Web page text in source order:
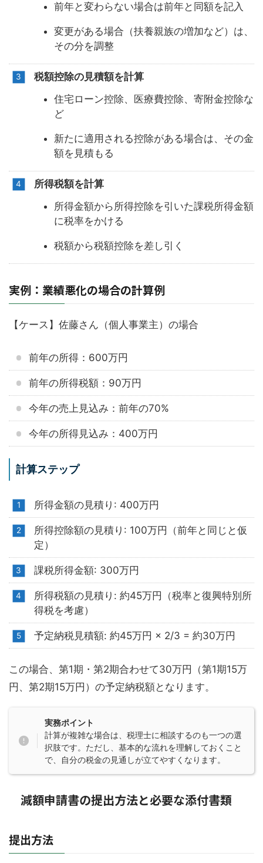
前年と変わらない場合は前年と同額を記入
変更がある場合（扶養親族の増加など）は、
その分を調整
税額控除の見積額を計算
住宅ローン控除、医療費控除、寄附金控除な
ど
新たに適用される控除がある場合は、その金
額を見積もる
所得税額を計算
所得金額から所得控除を引いた課税所得金額
に税率をかける
税額から税額控除を差し引く
実例：業績悪化の場合の計算例
【ケース】佐藤さん（個人事業主）の場合
前年の所得：600万円
前年の所得税額：90万円
今年の売上見込み：前年の70%
今年の所得見込み：400万円
計算ステップ
所得金額の見積り: 400万円
所得控除額の見積り: 100万円（前年と同じと仮
定）
課税所得金額: 300万円
所得税額の見積り: 約45万円（税率と復興特別所
得税を考慮）
予定納税見積額: 約45万円 × 2/3 = 約30万円
この場合、第1期・第2期合わせて30万円（第1期15万
円、第2期15万円）の予定納税額となります。
実務ポイント
計算が複雑な場合は、税理士に相談するのも一つの選
択肢です。ただし、基本的な流れを理解しておくこと
で、自分の税金の見通しが立てやすくなります。
減額申請書の提出方法と必要な添付書類
提出方法